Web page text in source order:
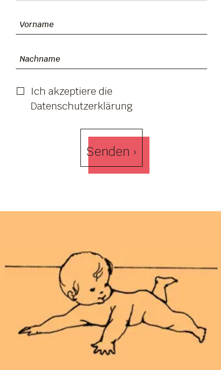
Ich akzeptiere die
Datenschutzerklärung
Senden ›